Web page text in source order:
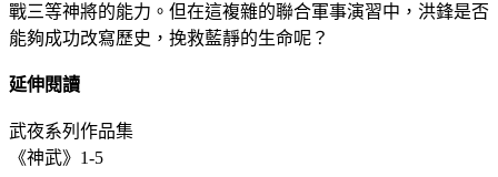
戰三等神將的能力。但在這複雜的聯合軍事演習中，洪鋒是否
能夠成功改寫歷史，挽救藍靜的生命呢？
延伸閱讀
武夜系列作品集
《神武》1-5